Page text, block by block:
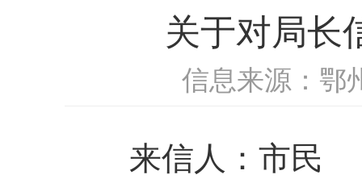
关于对局长
信息来源：鄂
来信人：市民